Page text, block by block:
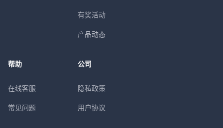
有奖活动
产品动态
帮助
在线客服
常见问题
公司
隐私政策
用户协议